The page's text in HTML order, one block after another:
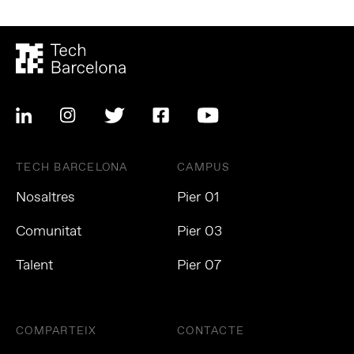
TECH BARCELONA
Nosaltres
Comunitat
Talent
CAMPUS
Pier 01
Pier 03
Pier 07
COMPARTEIX CONTACTE